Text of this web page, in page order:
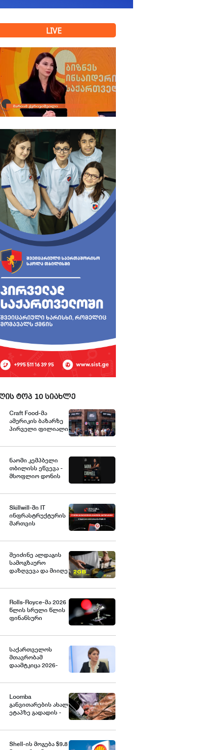
LIVE
ტოპ 10 სიახლე
Craft Food-მა
ამერიკის ბაზარზე
პირველი ფილიალი
ნაომი კემპბელი
თბილისს ეწვევა -
მსოფლიო დონის
გენერალური
ჯგუფი“
Skillwill-ში IT
ინფრასტრუქტურის
მართვის
პროგრამაზე
რეგისტრაცია
დაიწყო
შეიძინე ალდაგის
სამოგზაურო
დაზღვევა და მიიღე
ინტერნეტი
Rolls-Royce-მა 2026
წლის სრული წლის
ფინანსური
გააუმჯობესა
საქართველოს
მთავრობამ
დაამტკიცა 2026-
საგზაო
ეროვნული
სტრატეგია და მისი
სამოქმედო გეგმა,
წლისთვის საგზაო
შედეგად
Loomba
განვითარების ახალ
ეტაპზე გადადის -
გახსნას გეგმავს
Shell-ის მოგება $9.8